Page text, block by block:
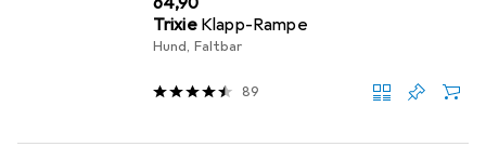
Trixie Klapp-Rampe
Hund, Faltbar
89